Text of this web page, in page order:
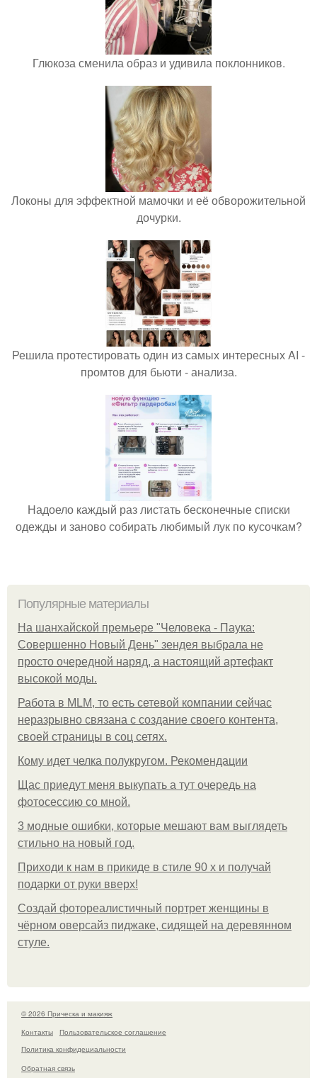
Глюкоза сменила образ и удивила поклонников.
Локоны для эффектной мамочки и её обворожительной
дочурки.
Решила протестировать один из самых интересных AI -
промтов для бьюти - анализа.
Надоело каждый раз листать бесконечные списки
одежды и заново собирать любимый лук по кусочкам?
Популярные материалы
На шанхайской премьере "Человека - Паука:
Совершенно Новый День" зендея выбрала не
просто очередной наряд, а настоящий артефакт
высокой моды.
Работа в MLM, то есть сетевой компании сейчас
неразрывно связана с создание своего контента,
своей страницы в соц сетях.
Кому идет челка полукругом. Рекомендации
Щас приедут меня выкупать а тут очередь на
фотосессию со мной.
3 модные ошибки, которые мешают вам выглядеть
стильно на новый год.
Приходи к нам в прикиде в стиле 90 х и получай
подарки от руки вверх!
Создай фотореалистичный портрет женщины в
чёрном оверсайз пиджаке, сидящей на деревянном
стуле.
© 2026 Прическа и макияж
Контакты
Пользовательское соглашение
Политика конфидециальности
Обратная связь